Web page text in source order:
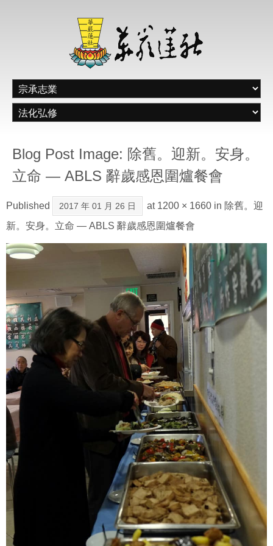
Blog Post Image: 除舊。迎新。安身。
立命 — ABLS 辭歲感恩圍爐餐會
Published 2017 年 01 月 26 日 at 1200 × 1660 in 除舊。迎
新。安身。立命 — ABLS 辭歲感恩圍爐餐會